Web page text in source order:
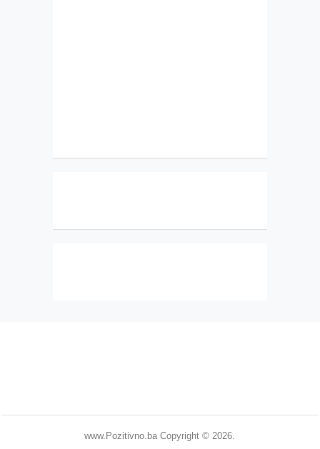
www.Pozitivno.ba Copyright © 2026.